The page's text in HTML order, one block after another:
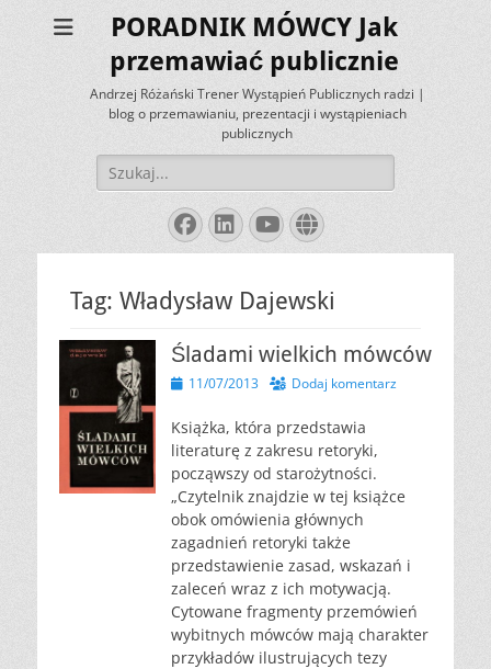
PORADNIK MÓWCY Jak
przemawiać publicznie
Andrzej Różański Trener Wystąpień Publicznych radzi |
blog o przemawianiu, prezentacji i wystąpieniach
publicznych
Szukaj:
Facebook
LinkedIn
YouTube
Website
Tag: Władysław Dajewski
Śladami wielkich mówców
Opublikowano
11/07/2013 Dodaj komentarz
Książka, która przedstawia
literaturę z zakresu retoryki,
począwszy od starożytności.
„Czytelnik znajdzie w tej książce
obok omówienia głównych
zagadnień retoryki także
przedstawienie zasad, wskazań i
zaleceń wraz z ich motywacją.
Cytowane fragmenty przemówień
wybitnych mówców mają charakter
przykładów ilustrujących tezy